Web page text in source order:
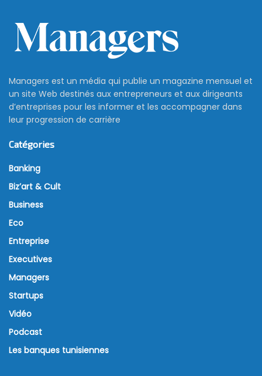
Managers est un média qui publie un magazine mensuel et
un site Web destinés aux entrepreneurs et aux dirigeants
d’entreprises pour les informer et les accompagner dans
leur progression de carrière
Catégories
Banking
Biz’art & Cult
Business
Eco
Entreprise
Executives
Managers
Startups
Vidéo
Podcast
Les banques tunisiennes